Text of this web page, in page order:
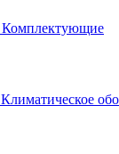
Комплектующие
Климатическое